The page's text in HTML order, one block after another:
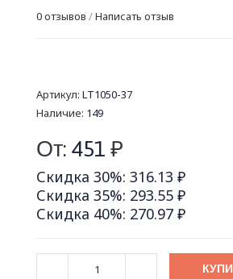
0 отзывов /Написать отзыв
Артикул: LT1050-37
Наличие: 149
От: 451 ₽
Скидка 30%: 316.13 ₽
Скидка 35%: 293.55 ₽
Скидка 40%: 270.97 ₽